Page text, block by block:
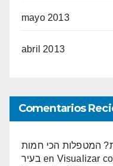
mayo 2013
abril 2013
Comentarios
המטפלות הכי חמות
בעיר en Visualizar